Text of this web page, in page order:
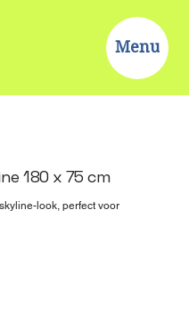
Menu
180 x 75 cm
look, perfect voor